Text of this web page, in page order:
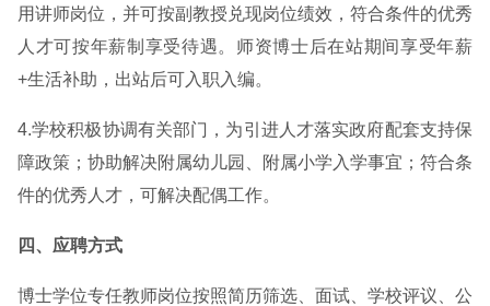
用讲师岗位，并可按副教授兑现岗位绩效，符合条件的优秀
人才可按年薪制享受待遇。师资博士后在站期间享受年薪
+生活补助，出站后可入职入编。
4.学校积极协调有关部门，为引进人才落实政府配套支持保
障政策；协助解决附属幼儿园、附属小学入学事宜；符合条
件的优秀人才，可解决配偶工作。
四、应聘方式
博士学位专任教师岗位按照简历筛选、面试、学校评议、公